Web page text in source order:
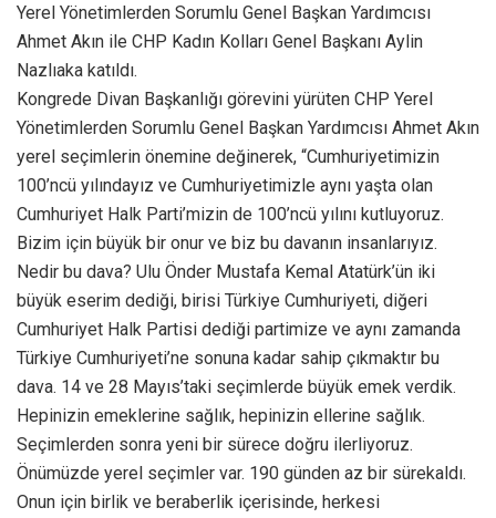
Yerel Yönetimlerden Sorumlu Genel Başkan Yardımcısı
Ahmet Akın ile CHP Kadın Kolları Genel Başkanı Aylin
Nazlıaka katıldı.
Kongrede Divan Başkanlığı görevini yürüten CHP Yerel
Yönetimlerden Sorumlu Genel Başkan Yardımcısı Ahmet Akın
yerel seçimlerin önemine değinerek, “Cumhuriyetimizin
100’ncü yılındayız ve Cumhuriyetimizle aynı yaşta olan
Cumhuriyet Halk Parti’mizin de 100’ncü yılını kutluyoruz.
Bizim için büyük bir onur ve biz bu davanın insanlarıyız.
Nedir bu dava? Ulu Önder Mustafa Kemal Atatürk’ün iki
büyük eserim dediği, birisi Türkiye Cumhuriyeti, diğeri
Cumhuriyet Halk Partisi dediği partimize ve aynı zamanda
Türkiye Cumhuriyeti’ne sonuna kadar sahip çıkmaktır bu
dava. 14 ve 28 Mayıs’taki seçimlerde büyük emek verdik.
Hepinizin emeklerine sağlık, hepinizin ellerine sağlık.
Seçimlerden sonra yeni bir sürece doğru ilerliyoruz.
Önümüzde yerel seçimler var. 190 günden az bir sürekaldı.
Onun için birlik ve beraberlik içerisinde, herkesi